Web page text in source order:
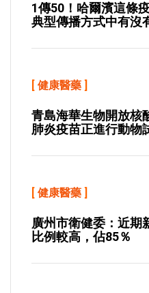
1傳50！哈爾濱這條
典型傳播方式中有沒
[ 健康醫藥 ]
青島海華生物開放核
肺炎疫苗正進行動物
[ 健康醫藥 ]
廣州市衛健委：近期
比例較高，佔85％